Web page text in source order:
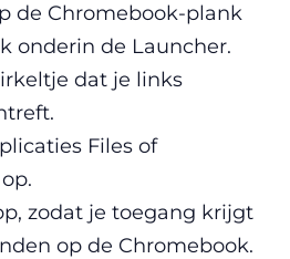
de Chromebook-plank
onderin de Launcher.
dat je links
Files of
zodat je toegang krijgt
op de Chromebook.